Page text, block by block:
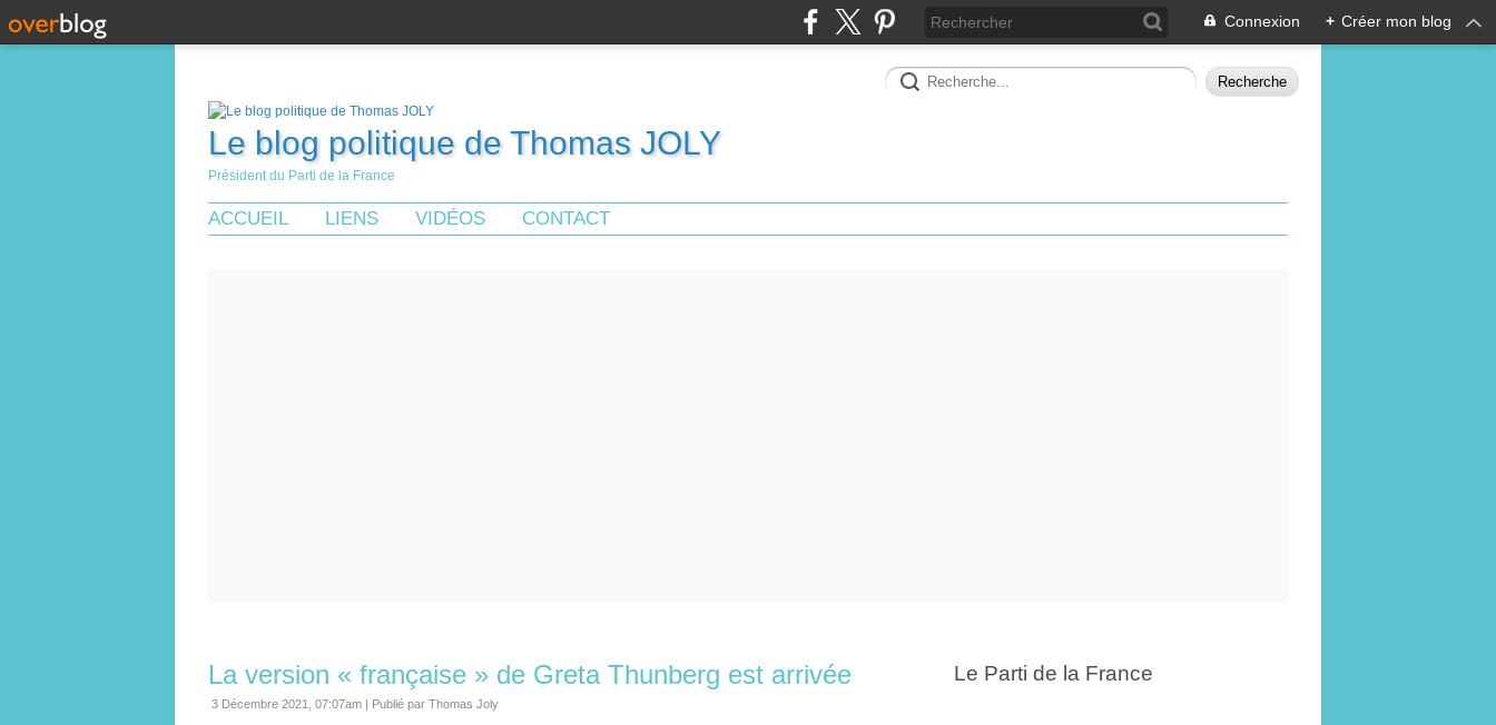
Connexion + Créer mon blog
Le blog politique de Thomas JOLY
Président du Parti de la France
ACCUEIL LIENS VIDÉOS CONTACT
La version « française » de Greta Thunberg est arrivée
3 Décembre 2021, 07:07am | Publié par Thomas Joly
Le Parti de la France